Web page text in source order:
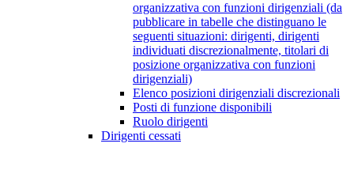
organizzativa con funzioni dirigenziali (da
pubblicare in tabelle che distinguano le
seguenti situazioni: dirigenti, dirigenti
individuati discrezionalmente, titolari di
posizione organizzativa con funzioni
dirigenziali)
Elenco posizioni dirigenziali discrezionali
Posti di funzione disponibili
Ruolo dirigenti
Dirigenti cessati